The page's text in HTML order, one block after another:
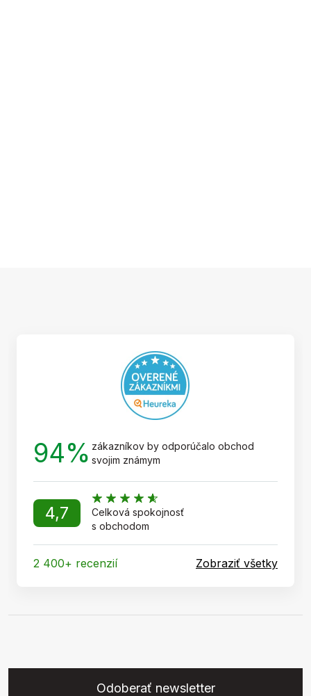
94% zákazníkov by odporúčalo obchod
svojim známym
4,7
Celková spokojnosť
s obchodom
2 400+ recenzií Zobraziť všetky
Odoberať newsletter